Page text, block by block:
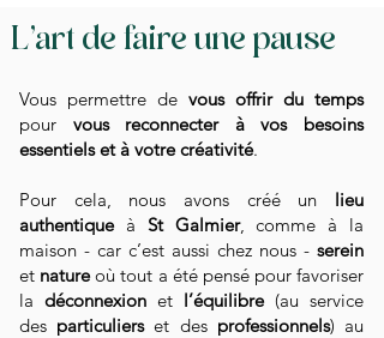
L'art de faire une pause
Vous permettre de vous offrir du temps
pour vous reconnecter à vos besoins
essentiels et à votre créativité.
Pour cela, nous avons créé un lieu
authentiqueà St Galmier, comme à la
maison - car c’est aussi chez nous - serein
et natureoù tout a été pensé pour favoriser
la déconnexion et l’équilibre(au service
des particulierset des professionnels) au